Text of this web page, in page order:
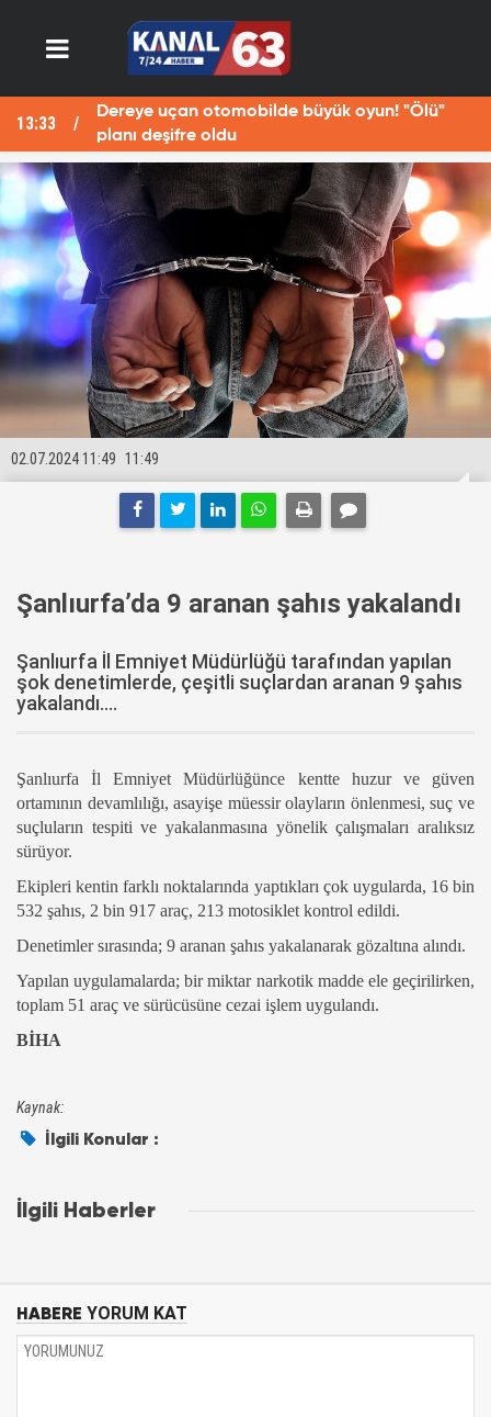
13:33
Dereye uçan otomobilde büyük oyun! "Ölü"
planı deşifre oldu
11:49
02.07.2024 11:49
Şanlıurfa’da 9 aranan şahıs yakalandı
Şanlıurfa İl Emniyet Müdürlüğü tarafından yapılan
şok denetimlerde, çeşitli suçlardan aranan 9 şahıs
yakalandı....
Şanlıurfa İl Emniyet Müdürlüğünce kentte huzur ve güven
ortamının devamlılığı, asayişe müessir olayların önlenmesi, suç ve
suçluların tespiti ve yakalanmasına yönelik çalışmaları aralıksız
sürüyor.
Ekipleri kentin farklı noktalarında yaptıkları çok uygularda, 16 bin
532 şahıs, 2 bin 917 araç, 213 motosiklet kontrol edildi.
Denetimler sırasında; 9 aranan şahıs yakalanarak gözaltına alındı.
Yapılan uygulamalarda; bir miktar narkotik madde ele geçirilirken,
toplam 51 araç ve sürücüsüne cezai işlem uygulandı.
BİHA
Kaynak:
İlgili Konular :
İlgili Haberler
HABERE YORUM KAT